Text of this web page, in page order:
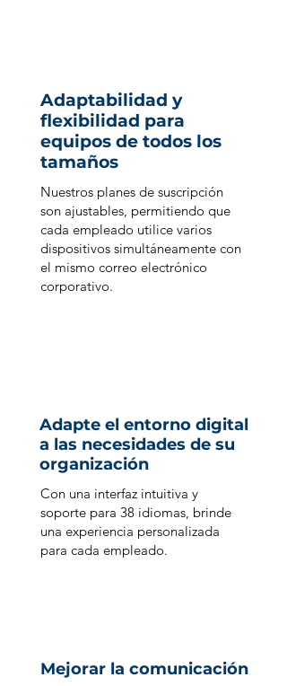
Adaptabilidad y
flexibilidad para
equipos de todos los
tamaños
Nuestros planes de suscripción
son ajustables, permitiendo que
cada empleado utilice varios
dispositivos simultáneamente con
el mismo correo electrónico
corporativo.
Adapte el entorno digital
a las necesidades de su
organización
Con una interfaz intuitiva y
soporte para 38 idiomas, brinde
una experiencia personalizada
para cada empleado.
Mejorar la comunicación